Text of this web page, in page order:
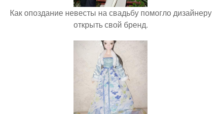
Как опоздание невесты на свадьбу помогло дизайнеру
открыть свой бренд.